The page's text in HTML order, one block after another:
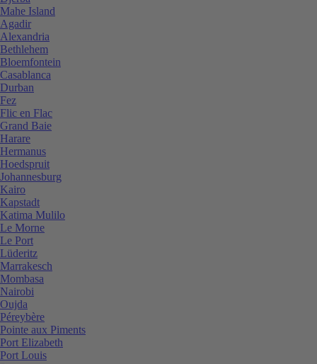
Mahe Island
Agadir
Alexandria
Bethlehem
Bloemfontein
Casablanca
Durban
Fez
Flic en Flac
Grand Baie
Harare
Hermanus
Hoedspruit
Johannesburg
Kairo
Kapstadt
Katima Mulilo
Le Morne
Le Port
Lüderitz
Marrakesch
Mombasa
Nairobi
Oujda
Péreybère
Pointe aux Piments
Port Elizabeth
Port Louis